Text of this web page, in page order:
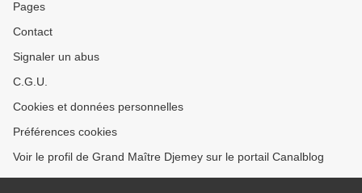
Pages
Contact
Signaler un abus
C.G.U.
Cookies et données personnelles
Préférences cookies
Voir le profil de Grand Maître Djemey sur le portail Canalblog